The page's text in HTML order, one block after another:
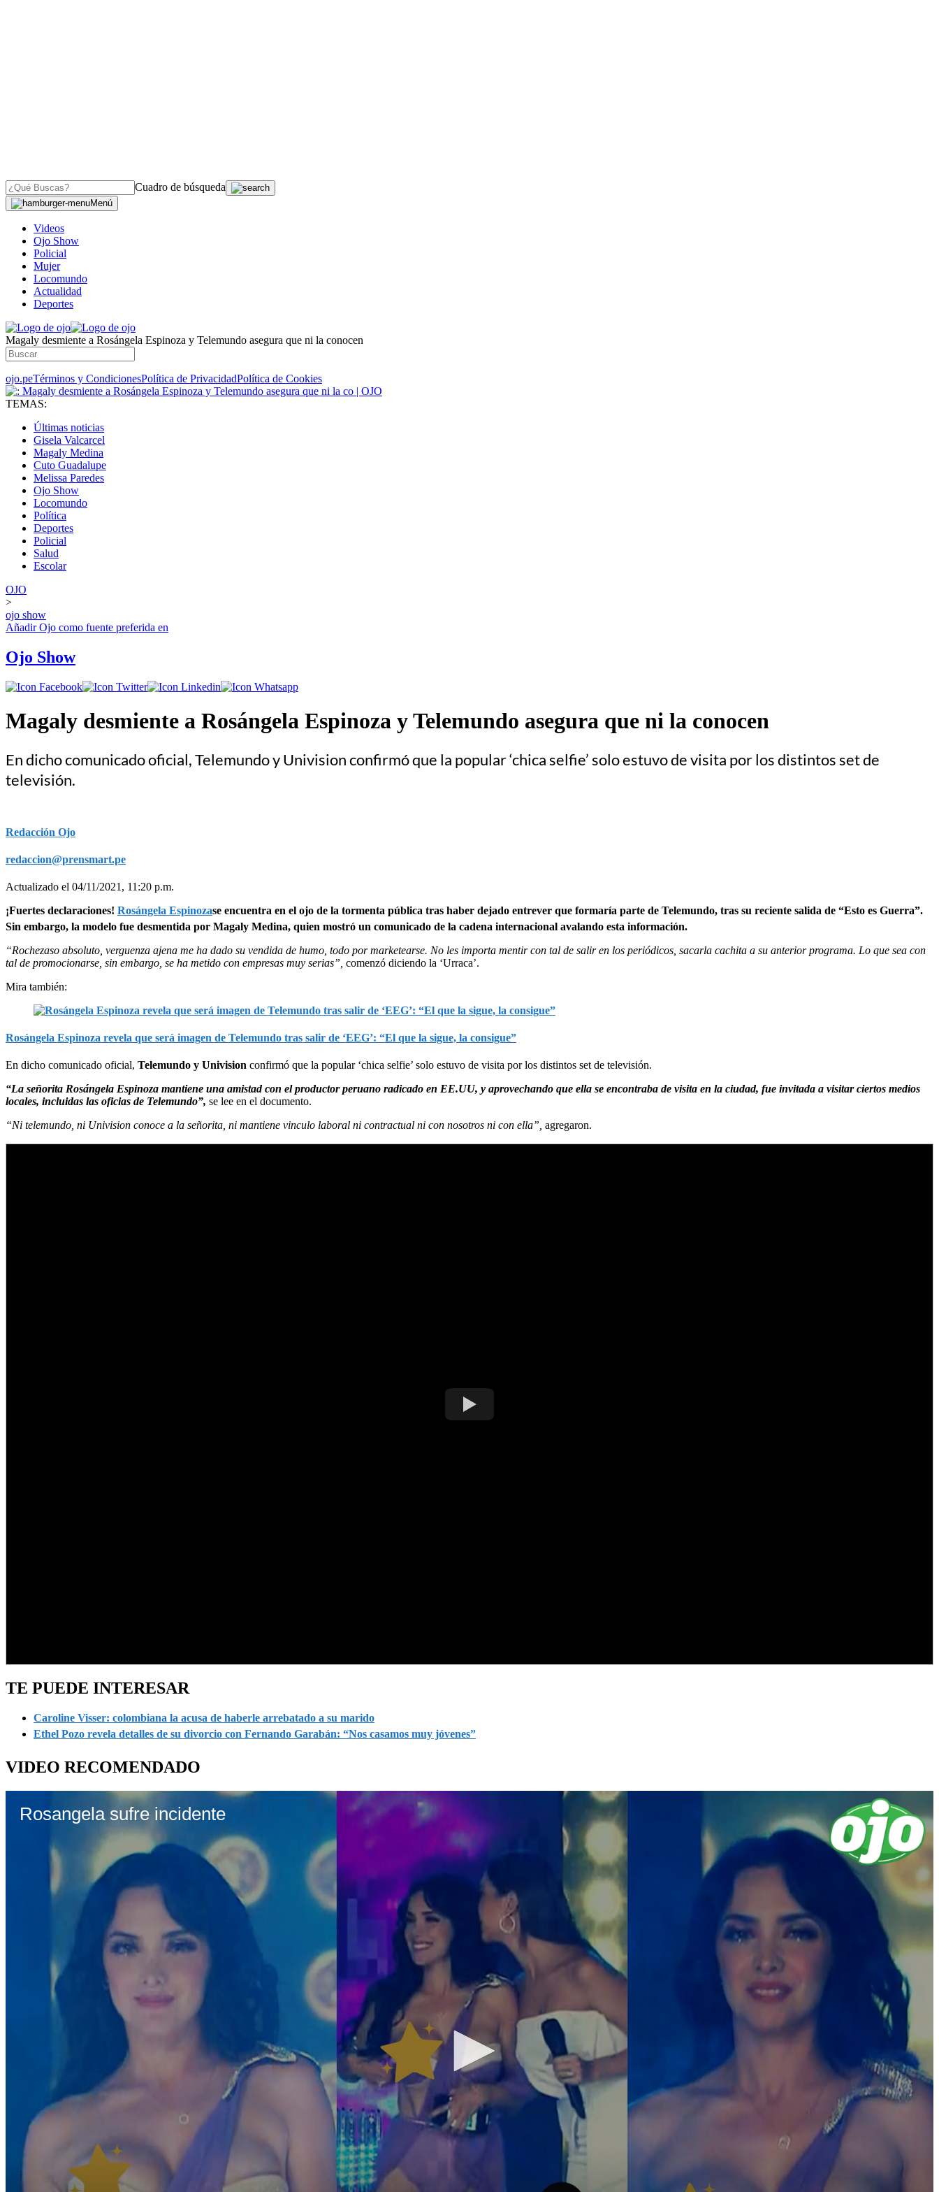
Cuadro de búsqueda
Menú
Videos
Ojo Show
Policial
Mujer
Locomundo
Actualidad
Deportes
Magaly desmiente a Rosángela Espinoza y Telemundo asegura que ni la conocen
ojo.peTérminos y CondicionesPolítica de PrivacidadPolítica de Cookies
TEMAS:
Últimas noticias
Gisela Valcarcel
Magaly Medina
Cuto Guadalupe
Melissa Paredes
Ojo Show
Locomundo
Política
Deportes
Policial
Salud
Escolar
OJO
>
ojo show
AñadirOjo como fuente preferida en
Ojo Show
Magaly desmiente a Rosángela Espinoza y Telemundo asegura que ni la conocen
En dicho comunicado oficial, Telemundo y Univision confirmó que la popular ‘chica selfie’ solo estuvo de visita por los distintos set de
televisión.
Redacción Ojo
redaccion@prensmart.pe
Actualizado el 04/11/2021, 11:20 p.m.
¡Fuertes declaraciones! Rosángela Espinozase encuentra en el ojo de la tormenta pública tras haber dejado entrever que formaría parte de Telemundo, tras su reciente salida de “Esto es Guerra”.
Sin embargo, la modelo fue desmentida por Magaly Medina, quien mostró un comunicado de la cadena internacional avalando esta información.
“Rochezaso absoluto, verguenza ajena me ha dado su vendida de humo, todo por marketearse. No les importa mentir con tal de salir en los periódicos, sacarla cachita a su anterior programa. Lo que sea con
tal de promocionarse, sin embargo, se ha metido con empresas muy serias”, comenzó diciendo la ‘Urraca’.
Mira también:
Rosángela Espinoza revela que será imagen de Telemundo tras salir de ‘EEG’: “El que la sigue, la consigue”
En dicho comunicado oficial, Telemundo y Univision confirmó que la popular ‘chica selfie’ solo estuvo de visita por los distintos set de televisión.
“La señorita Rosángela Espinoza mantiene una amistad con el productor peruano radicado en EE.UU, y aprovechando que ella se encontraba de visita en la ciudad, fue invitada a visitar ciertos medios
locales, incluidas las oficias de Telemundo”, se lee en el documento.
“Ni telemundo, ni Univision conoce a la señorita, ni mantiene vinculo laboral ni contractual ni con nosotros ni con ella”, agregaron.
TE PUEDE INTERESAR
Caroline Visser: colombiana la acusa de haberle arrebatado a su marido
Ethel Pozo revela detalles de su divorcio con Fernando Garabán: “Nos casamos muy jóvenes”
VIDEO RECOMENDADO
Rosangela sufre incidente